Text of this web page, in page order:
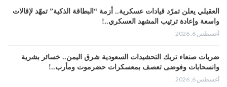
العقيلي يعلن تمرّد قيادات عسكرية.. أزمة “البطاقة الذكية” تمهّد لإقالات
واسعة وإعادة ترتيب المشهد العسكري..!
أغسطس 6, 2026
ضربات صنعاء تربك التحشيدات السعودية شرق اليمن.. خسائر بشرية
وانسحابات وفوضى تعصف بمعسكرات حضرموت ومأرب..!
أغسطس 6, 2026